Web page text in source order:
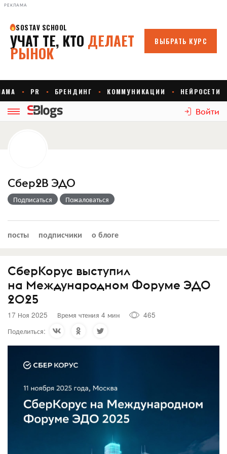
РЕКЛАМА
Войти
Сбер2B ЭДО
Подписаться Пожаловаться
посты подписчики о блоге
СберКорус выступил
на Международном Форуме ЭДО
2025
17 Ноя 2025 Время чтения 4 мин
465
Поделиться: